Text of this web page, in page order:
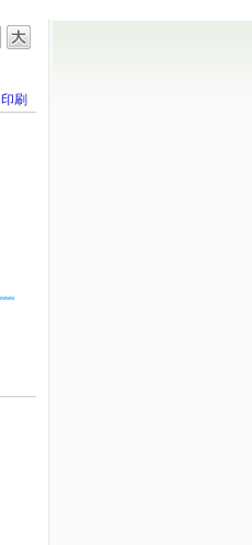
印刷